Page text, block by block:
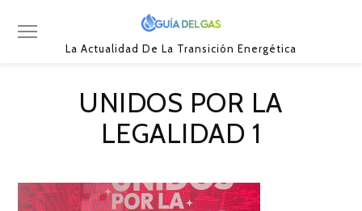
La Actualidad De La Transición Energética
UNIDOS POR LA
LEGALIDAD 1